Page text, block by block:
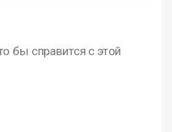
бы справится с этой